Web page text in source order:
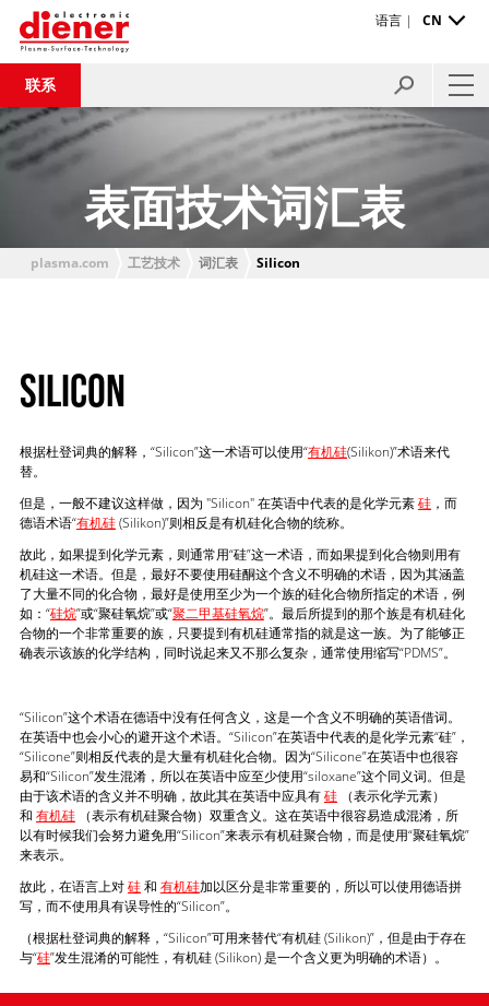
联系
语言 | CN
表面技术词汇表
plasma.com 工艺技术 词汇表 Silicon
SILICON
根据杜登词典的解释，“Silicon”这一术语可以使用“有机硅(Silikon)”术语来代
替。
但是，一般不建议这样做，因为 "Silicon" 在英语中代表的是化学元素硅，而
德语术语“有机硅(Silikon)”则相反是有机硅化合物的统称。
故此，如果提到化学元素，则通常用“硅”这一术语，而如果提到化合物则用有
机硅这一术语。但是，最好不要使用硅酮这个含义不明确的术语，因为其涵盖
了大量不同的化合物，最好是使用至少为一个族的硅化合物所指定的术语，例
如：“硅烷”或“聚硅氧烷”或“聚二甲基硅氧烷”。最后所提到的那个族是有机硅化
合物的一个非常重要的族，只要提到有机硅通常指的就是这一族。为了能够正
确表示该族的化学结构，同时说起来又不那么复杂，通常使用缩写“PDMS”。
“Silicon”这个术语在德语中没有任何含义，这是一个含义不明确的英语借词。
在英语中也会小心的避开这个术语。“Silicon”在英语中代表的是化学元素“硅”，
“Silicone”则相反代表的是大量有机硅化合物。因为“Silicone”在英语中也很容
易和“Silicon”发生混淆，所以在英语中应至少使用“siloxane”这个同义词。但是
由于该术语的含义并不明确，故此其在英语中应具有硅（表示化学元素）
和 有机硅（表示有机硅聚合物）双重含义。这在英语中很容易造成混淆，所
以有时候我们会努力避免用“Silicon”来表示有机硅聚合物，而是使用“聚硅氧烷”
来表示。
故此，在语言上对硅和 有机硅加以区分是非常重要的，所以可以使用德语拼
写，而不使用具有误导性的“Silicon”。
（根据杜登词典的解释，“Silicon”可用来替代“有机硅 (Silikon)”，但是由于存在
与“硅”发生混淆的可能性，有机硅 (Silikon) 是一个含义更为明确的术语）。